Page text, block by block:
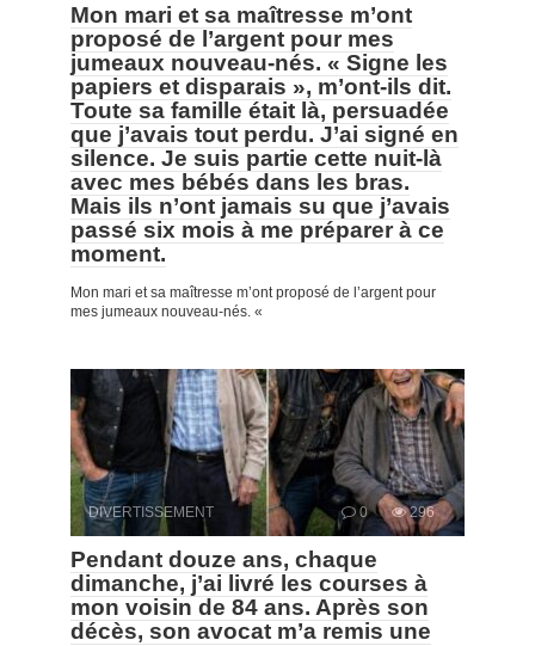
Mon mari et sa maîtresse m’ont
proposé de l’argent pour mes
jumeaux nouveau-nés. « Signe les
papiers et disparais », m’ont-ils dit.
Toute sa famille était là, persuadée
que j’avais tout perdu. J’ai signé en
silence. Je suis partie cette nuit-là
avec mes bébés dans les bras.
Mais ils n’ont jamais su que j’avais
passé six mois à me préparer à ce
moment.
Mon mari et sa maîtresse m’ont proposé de l’argent pour
mes jumeaux nouveau-nés. «
DIVERTISSEMENT 0 296
Pendant douze ans, chaque
dimanche, j’ai livré les courses à
mon voisin de 84 ans. Après son
décès, son avocat m’a remis une